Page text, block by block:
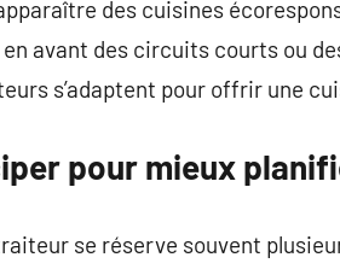
des cuisines
avant des circuits courts ou
s’adaptent pour offrir une
pour mieux
se réserve souvent